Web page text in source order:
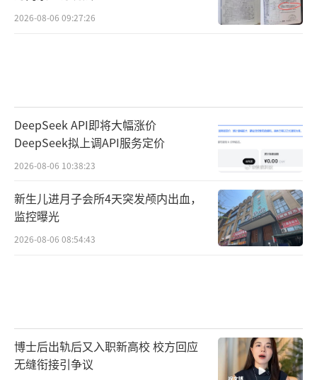
2026-08-06 09:27:26
DeepSeek API即将大幅涨价
DeepSeek拟上调API服务定价
2026-08-06 10:38:23
新生儿进月子会所4天突发颅内出血，
监控曝光
2026-08-06 08:54:43
博士后出轨后又入职新高校 校方回应
无缝衔接引争议